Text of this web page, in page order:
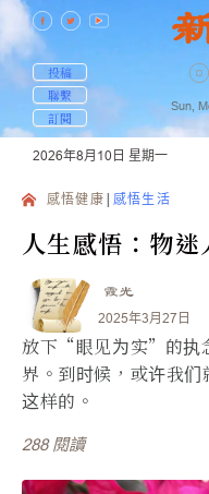
投稿
聯繫
訂閱
Sun,
2026年8月10日 星期一
感悟健康 感悟生活
人生感悟：物迷
霞光
2025年3月27日
放下“眼见为实”的执
界。到时候，或许我
这样的。
288 閱讀